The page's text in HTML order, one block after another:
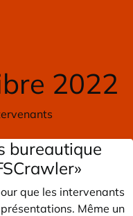
2022
bureautique
que les intervenants
Même un